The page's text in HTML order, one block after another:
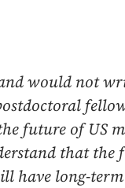
would not
future of US
that the
have long-term